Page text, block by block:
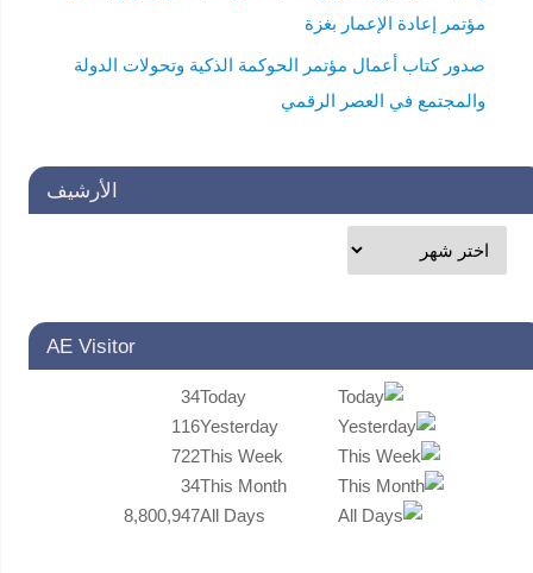
مؤتمر إعادة الإعمار بغزة
صدور كتاب أعمال مؤتمر الحوكمة الذكية وتحولات الدولة
والمجتمع في العصر الرقمي
الأرشيف
AE Visitor
Today
34
Yesterday
116
This Week
722
This Month
34
All Days
8,800,947